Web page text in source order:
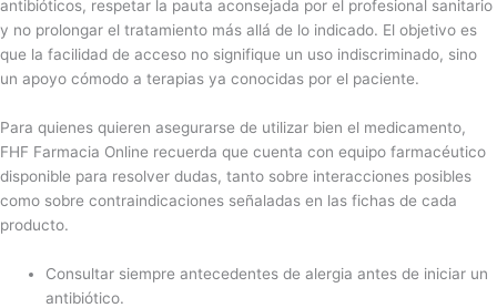
antibióticos, respetar la pauta aconsejada por el profesional sanitario
y no prolongar el tratamiento más allá de lo indicado. El objetivo es
que la facilidad de acceso no signifique un uso indiscriminado, sino
un apoyo cómodo a terapias ya conocidas por el paciente.
Para quienes quieren asegurarse de utilizar bien el medicamento,
FHF Farmacia Online recuerda que cuenta con equipo farmacéutico
disponible para resolver dudas, tanto sobre interacciones posibles
como sobre contraindicaciones señaladas en las fichas de cada
producto.
Consultar siempre antecedentes de alergia antes de iniciar un
antibiótico.